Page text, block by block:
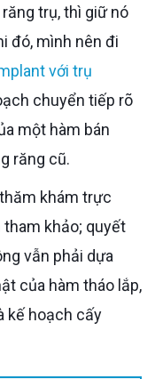
trụ, thì giữ nó
đó, mình nên đi
với trụ
chuyển tiếp rõ
một hàm bán
răng cũ.
tham khảo; quyết
vẫn phải dựa
của hàm tháo lắp,
kế hoạch cấy